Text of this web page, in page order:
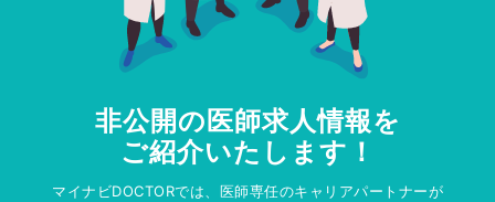
非公開の医師求人情報を
ご紹介いたします！
マイナビDOCTORでは、医師専任のキャリアパートナーが